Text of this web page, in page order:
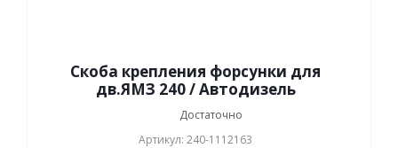
Скоба крепления форсунки для
дв.ЯМЗ 240 / Автодизель
Достаточно
Артикул: 240-1112163